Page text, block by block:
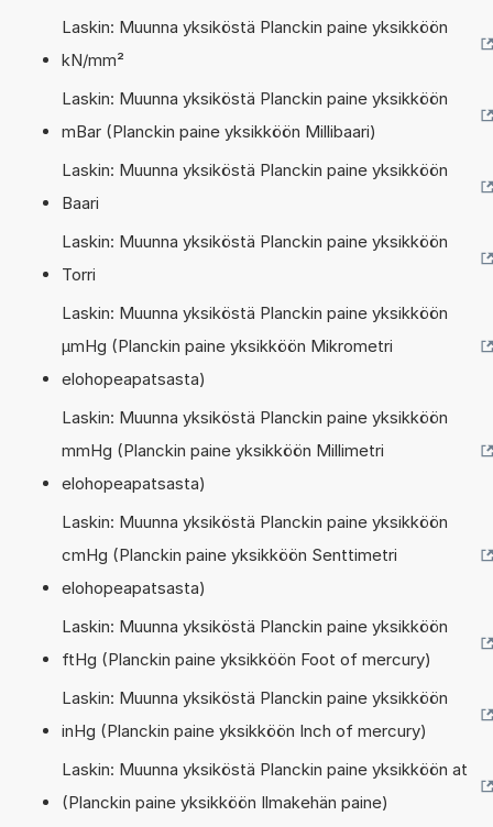
Laskin: Muunna yksiköstä Planckin paine yksikköön
kN/mm²
Laskin: Muunna yksiköstä Planckin paine yksikköön
mBar (Planckin paine yksikköön Millibaari)
Laskin: Muunna yksiköstä Planckin paine yksikköön
Baari
Laskin: Muunna yksiköstä Planckin paine yksikköön
Torri
Laskin: Muunna yksiköstä Planckin paine yksikköön
µmHg (Planckin paine yksikköön Mikrometri
elohopeapatsasta)
Laskin: Muunna yksiköstä Planckin paine yksikköön
mmHg (Planckin paine yksikköön Millimetri
elohopeapatsasta)
Laskin: Muunna yksiköstä Planckin paine yksikköön
cmHg (Planckin paine yksikköön Senttimetri
elohopeapatsasta)
Laskin: Muunna yksiköstä Planckin paine yksikköön
ftHg (Planckin paine yksikköön Foot of mercury)
Laskin: Muunna yksiköstä Planckin paine yksikköön
inHg (Planckin paine yksikköön Inch of mercury)
Laskin: Muunna yksiköstä Planckin paine yksikköön at
(Planckin paine yksikköön Ilmakehän paine)